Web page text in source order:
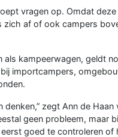
vragen op. Omdat
af of ook campers
kampeerwagen, geldt
importcampers,
zegt Ann de
geen probleem, maar
goed te controleren of